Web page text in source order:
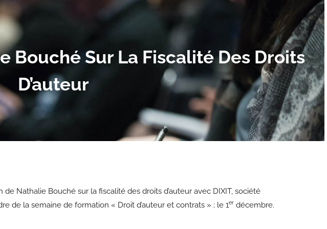
Bouché Sur La Fiscalité Des Droits
D’auteur
Nathalie Bouché sur la fiscalité des droits d’auteur avec DIXIT, société
de la semaine de formation « Droit d’auteur et contrats » ; le 1erdécembre.